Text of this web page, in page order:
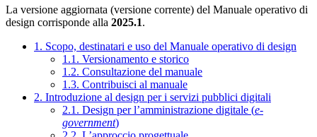
La versione aggiornata (versione corrente) del Manuale operativo di
design corrisponde alla 2025.1.
1. Scopo, destinatari e uso del Manuale operativo di design
1.1. Versionamento e storico
1.2. Consultazione del manuale
1.3. Contribuisci al manuale
2. Introduzione al design per i servizi pubblici digitali
2.1. Design per l’amministrazione digitale (e-
government)